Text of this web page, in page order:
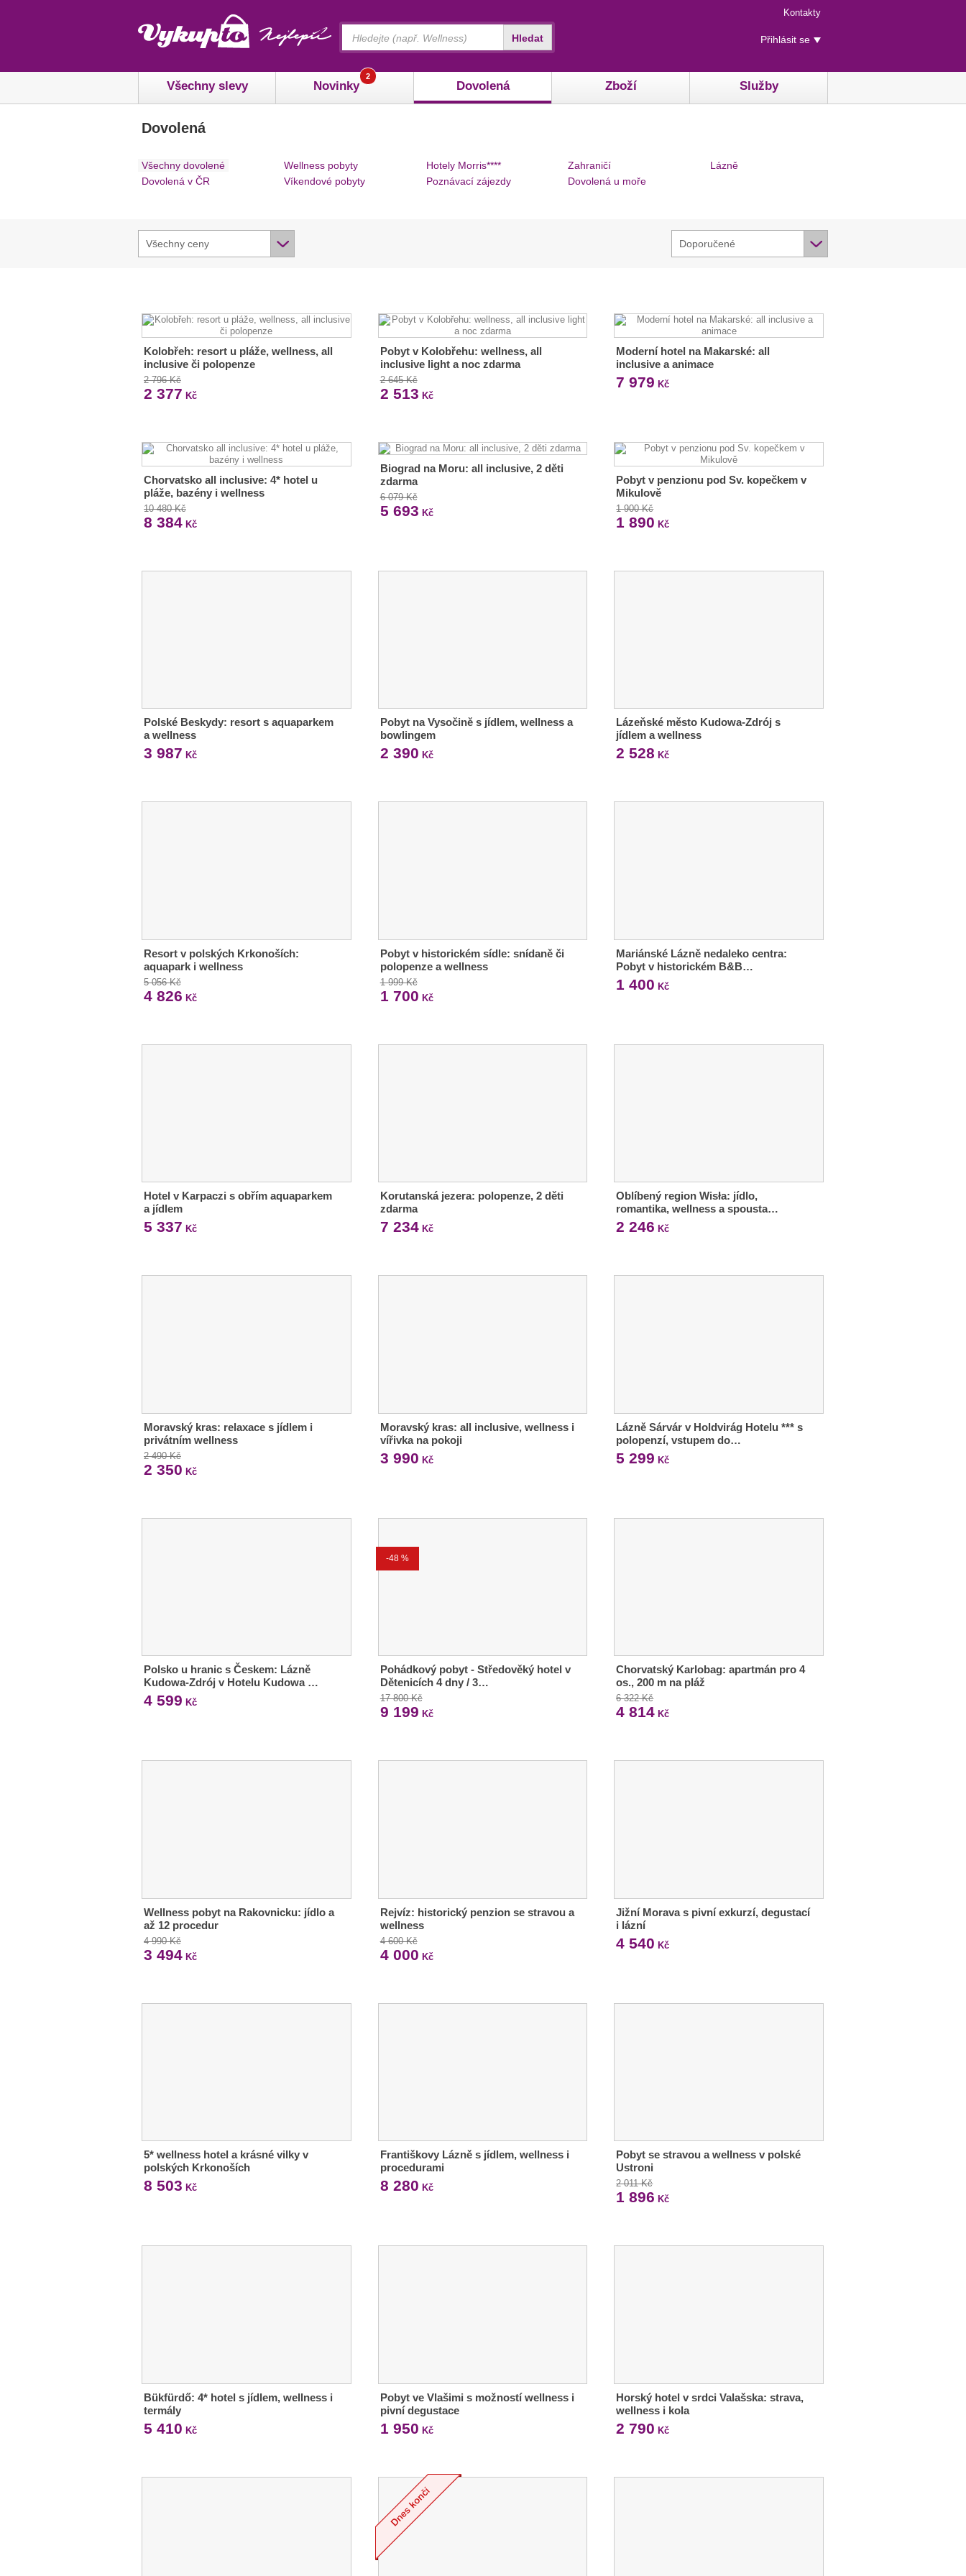
Menu
rychlého
přístupu
Kontakty
Uživatelské
menu
Přihlásit se
Všechny slevy Novinky
2
Dovolená Zboží Služby
Hledat
Dovolená
Všechny dovolené
Dovolená v ČR
Wellness pobyty
Víkendové pobyty
Hotely Morris****
Poznávací zájezdy
Zahraničí
Dovolená u moře
Lázně
Všechny ceny Doporučené
Kolobřeh: resort u pláže, wellness, all
inclusive či polopenze
2 796 Kč
2 377 Kč
Pobyt v Kolobřehu: wellness, all
inclusive light a noc zdarma
2 645 Kč
2 513 Kč
Moderní hotel na Makarské: all
inclusive a animace
7 979 Kč
Chorvatsko all inclusive: 4* hotel u
pláže, bazény i wellness
10 480 Kč
8 384 Kč
Biograd na Moru: all inclusive, 2 děti
zdarma
6 079 Kč
5 693 Kč
Pobyt v penzionu pod Sv. kopečkem v
Mikulově
1 900 Kč
1 890 Kč
Polské Beskydy: resort s aquaparkem
a wellness
3 987 Kč
Pobyt na Vysočině s jídlem, wellness a
bowlingem
2 390 Kč
Lázeňské město Kudowa-Zdrój s
jídlem a wellness
2 528 Kč
Resort v polských Krkonoších:
aquapark i wellness
5 056 Kč
4 826 Kč
Pobyt v historickém sídle: snídaně či
polopenze a wellness
1 999 Kč
1 700 Kč
Mariánské Lázně nedaleko centra:
Pobyt v historickém B&B…
1 400 Kč
Hotel v Karpaczi s obřím aquaparkem
a jídlem
5 337 Kč
Korutanská jezera: polopenze, 2 děti
zdarma
7 234Kč
Oblíbený region Wisła: jídlo,
romantika, wellness a spousta…
2 246 Kč
Moravský kras: relaxace s jídlem i
privátním wellness
2 490 Kč
2 350 Kč
Moravský kras: all inclusive, wellness i
vířivka na pokoji
3 990 Kč
Lázně Sárvár v Holdvirág Hotelu *** s
polopenzí, vstupem do…
5 299 Kč
Polsko u hranic s Českem: Lázně
Kudowa-Zdrój v Hotelu Kudowa …
4 599 Kč
-48 %
Pohádkový pobyt - Středověký hotel v
Dětenicích 4 dny / 3…
17 800 Kč
9 199 Kč
Chorvatský Karlobag: apartmán pro 4
os., 200 m na pláž
6 322 Kč
4 814 Kč
Wellness pobyt na Rakovnicku: jídlo a
až 12 procedur
4 990 Kč
3 494 Kč
Rejvíz: historický penzion se stravou a
wellness
4 600 Kč
4 000 Kč
Jižní Morava s pivní exkurzí, degustací
i lázní
4 540 Kč
5* wellness hotel a krásné vilky v
polských Krkonoších
8 503 Kč
Františkovy Lázně s jídlem, wellness i
procedurami
8 280 Kč
Pobyt se stravou a wellness v polské
Ustroni
2 011 Kč
1 896 Kč
Bükfürdő: 4* hotel s jídlem, wellness i
termály
5 410 Kč
Pobyt ve Vlašimi s možností wellness i
pivní degustace
1 950 Kč
Horský hotel v srdci Valašska: strava,
wellness i kola
2 790 Kč